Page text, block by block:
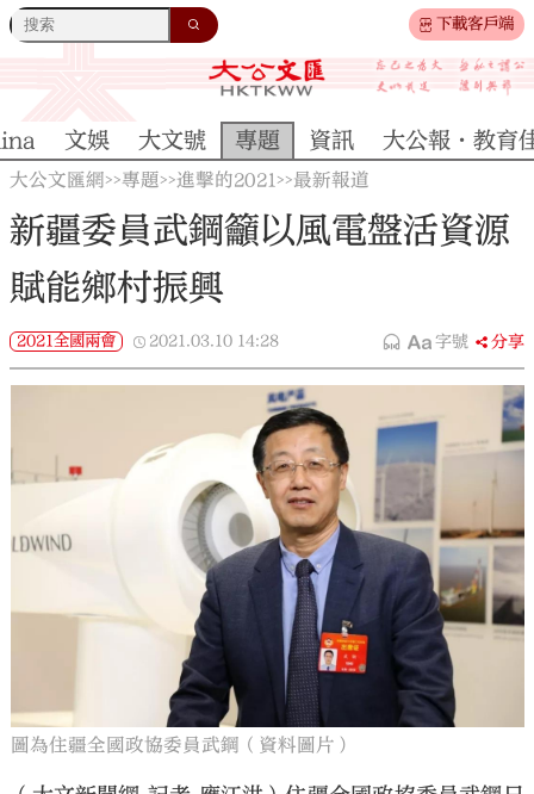
下載客戶端
大公文匯
文娛 大文號 專題 資訊 大公報·教育
大公文匯網>>專題>>進擊的2021>>最新報道
新疆委員武鋼籲以風電盤活資源
賦能鄉村振興
2021全國兩會 2021.03.10 14:28 字號 分享
圖為住疆全國政協委員武鋼（資料圖片）